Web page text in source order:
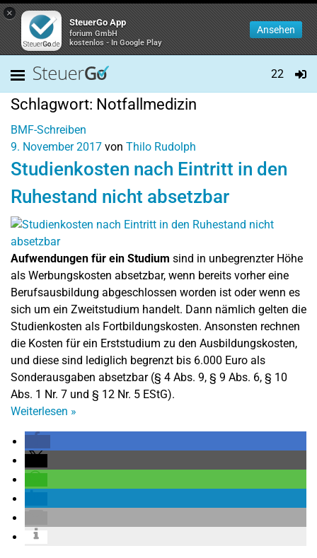
×
SteuerGo App
forium GmbH
kostenlos - In Google Play
Ansehen
22
Schlagwort: Notfallmedizin
BMF-Schreiben
9. November 2017 von Thilo Rudolph
Studienkosten nach Eintritt in den
Ruhestand nicht absetzbar
Aufwendungen für ein Studium sind in unbegrenzter Höhe
als Werbungskosten absetzbar, wenn bereits vorher eine
Berufsausbildung abgeschlossen worden ist oder wenn es
sich um ein Zweitstudium handelt. Dann nämlich gelten die
Studienkosten als Fortbildungskosten. Ansonsten rechnen
die Kosten für ein Erststudium zu den Ausbildungskosten,
und diese sind lediglich begrenzt bis 6.000 Euro als
Sonderausgaben absetzbar (§ 4 Abs. 9, § 9 Abs. 6, § 10
Abs. 1 Nr. 7 und § 12 Nr. 5 EStG).
Weiterlesen »